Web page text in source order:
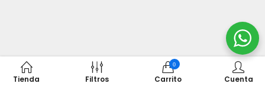
Tienda Filtros
0
Carrito Cuenta